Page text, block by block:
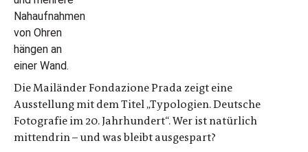
Die Mailänder Fondazione Prada zeigt eine
Ausstellung mit dem Titel „Typologien. Deutsche
Fotografie im 20. Jahrhundert“. Wer ist natürlich
mittendrin – und was bleibt ausgespart?